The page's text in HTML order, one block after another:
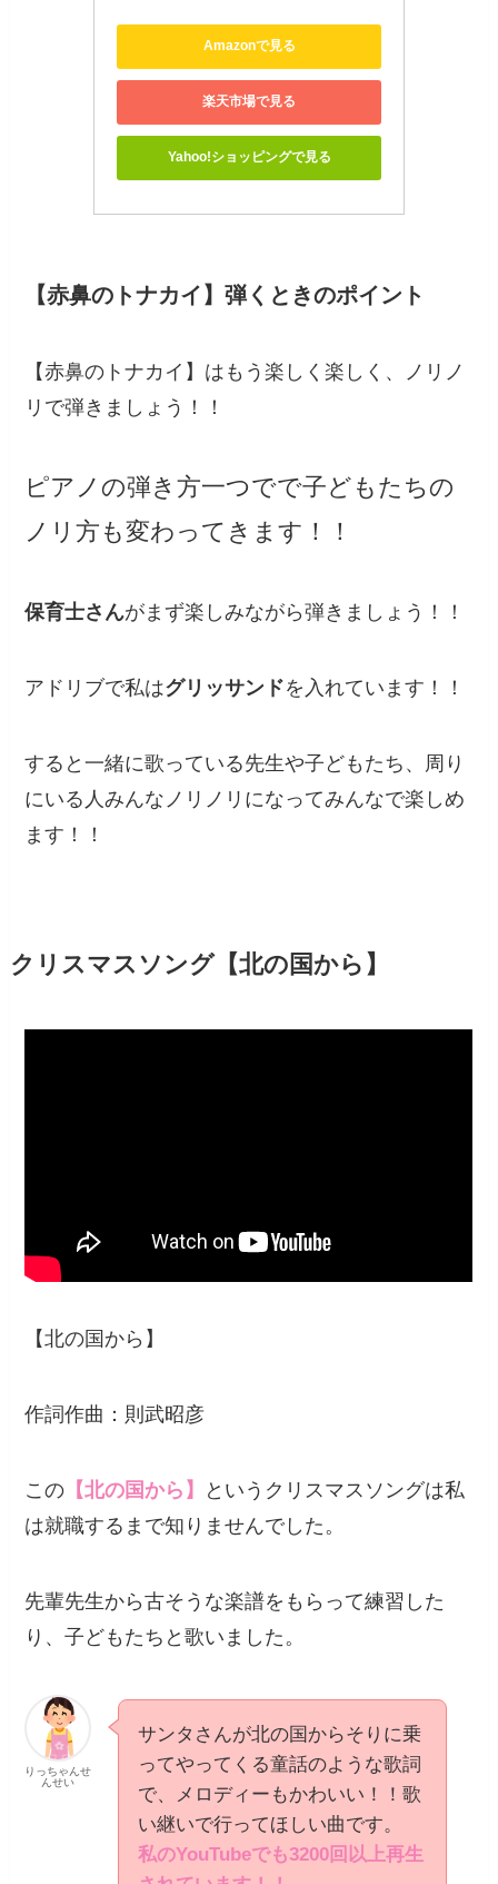
Amazonで見る
楽天市場で見る
Yahoo!ショッピングで見る
【赤鼻のトナカイ】弾くときのポイント
【赤鼻のトナカイ】はもう楽しく楽しく、ノリノ
リで弾きましょう！！
ピアノの弾き方一つでで子どもたちの
ノリ方も変わってきます！！
保育士さんがまず楽しみながら弾きましょう！！
アドリブで私はグリッサンドを入れています！！
すると一緒に歌っている先生や子どもたち、周り
にいる人みんなノリノリになってみんなで楽しめ
ます！！
クリスマスソング【北の国から】
【北の国から】
作詞作曲：則武昭彦
この 【北の国から】
というクリスマスソングは私
は就職するまで知りませんでした。
先輩先生から古そうな楽譜をもらって練習した
り、子どもたちと歌いました。
りっちゃんせ
んせい
サンタさんが北の国からそりに乗
ってやってくる童話のような歌詞
で、メロディーもかわいい！！歌
い継いで行ってほしい曲です。
私のYouTubeでも3200回以上再生